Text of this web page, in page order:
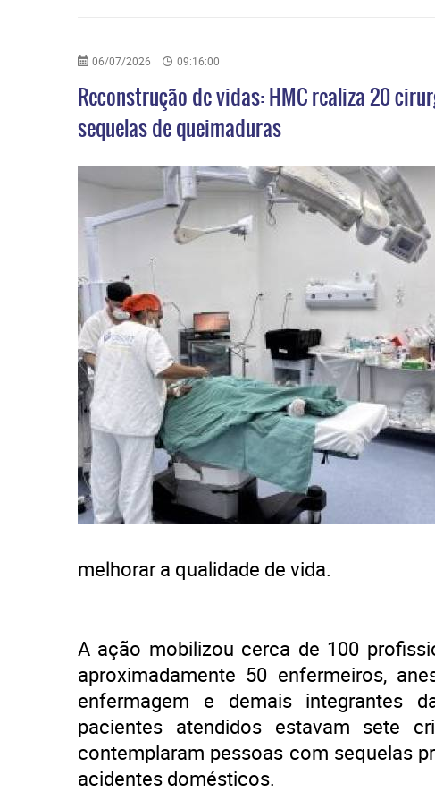
06/07/2026 09:16:00
Reconstrução de vidas: HMC realiza 20
sequelas de queimaduras
melhorar a qualidade de vida.
A ação mobilizou cerca de 100
aproximadamente 50 enfermeiros,
enfermagem e demais integrantes
pacientes atendidos estavam sete
contemplaram pessoas com sequelas
acidentes domésticos.